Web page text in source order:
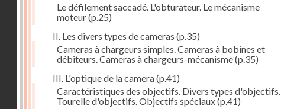
Le défilement saccadé. L'obturateur. Le mécanisme
moteur(p.25)
II. Les divers types de cameras (p.35)
Cameras à chargeurs simples. Cameras à bobines et
débiteurs. Cameras à chargeurs-mécanisme(p.35)
III. L'optique de la camera(p.41)
Caractéristiques des objectifs. Divers types d'objectifs.
Tourelle d'objectifs. Objectifs spéciaux(p.41)